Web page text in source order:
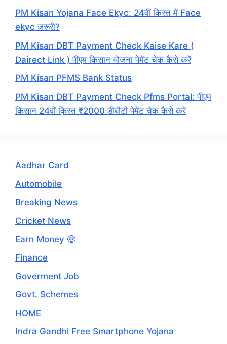
PM Kisan Yojana Face Ekyc: 24वीं किस्त में Face
ekyc जरूरी?
PM Kisan DBT Payment Check Kaise Kare (
Dairect Link ) पीएम किसान योजना पेमेंट चेक कैसे करें
PM Kisan PFMS Bank Status
PM Kisan DBT Payment Check Pfms Portal: पीएम
किसान 24वीं क़िस्त ₹2000 डीबीटी पेमेंट चेक कैसे करें
Aadhar Card
Automobile
Breaking News
Cricket News
Earn Money 🤑
Finance
Goverment Job
Govt. Schemes
HOME
Indra Gandhi Free Smartphone Yojana